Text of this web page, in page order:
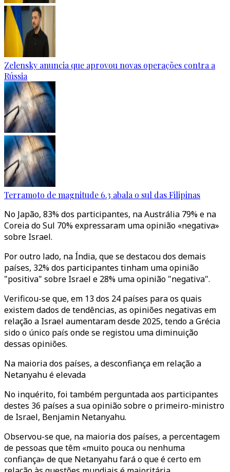
Zelensky anuncia que aprovou novas operações contra a
Rússia
Terramoto de magnitude 6.3 abala o sul das Filipinas
No Japão, 83% dos participantes, na Austrália 79% e na
Coreia do Sul 70% expressaram uma opinião «negativa»
sobre Israel.
Por outro lado, na Índia, que se destacou dos demais
países, 32% dos participantes tinham uma opinião
"positiva" sobre Israel e 28% uma opinião "negativa".
Verificou-se que, em 13 dos 24 países para os quais
existem dados de tendências, as opiniões negativas em
relação a Israel aumentaram desde 2025, tendo a Grécia
sido o único país onde se registou uma diminuição
dessas opiniões.
Na maioria dos países, a desconfiança em relação a
Netanyahu é elevada
No inquérito, foi também perguntada aos participantes
destes 36 países a sua opinião sobre o primeiro-ministro
de Israel, Benjamin Netanyahu.
Observou-se que, na maioria dos países, a percentagem
de pessoas que têm «muito pouca ou nenhuma
confiança» de que Netanyahu fará o que é certo em